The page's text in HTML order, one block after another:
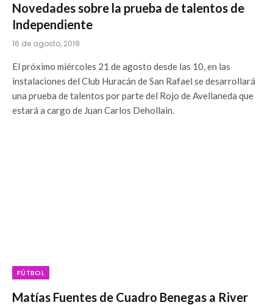
Novedades sobre la prueba de talentos de
Independiente
16 de agosto, 2019
El próximo miércoles 21 de agosto desde las 10, en las
instalaciones del Club Huracán de San Rafael se desarrollará
una prueba de talentos por parte del Rojo de Avellaneda que
estará a cargo de Juan Carlos Dehollain.
FÚTBOL
Matías Fuentes de Cuadro Benegas a River